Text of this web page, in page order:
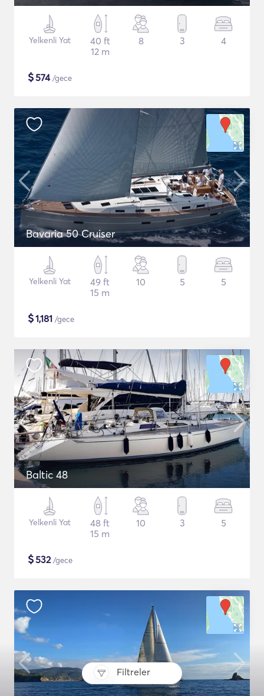
Filtreler
Yelkenli Yat
40 ft
12 m
8 3 4
$574/gece
Bavaria 50 Cruiser
Yelkenli Yat
49 ft
15 m
10 5 5
$1,181 /gece
Baltic 48
Yelkenli Yat
48 ft
15 m
10 3 5
$532/gece